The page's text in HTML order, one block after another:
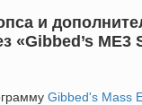
и
«Gibbed’s ME3
Gibbed's Mass